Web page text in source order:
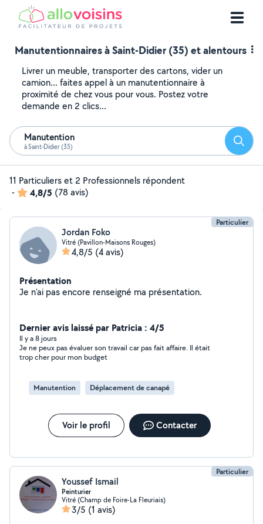
Manutentionnaires à Saint-Didier (35) et alentours
Livrer un meuble, transporter des cartons, vider un
camion... faites appel à un manutentionnaire à
proximité de chez vous pour vous. Postez votre
demande en 2 clics...
Manutention
à Saint-Didier (35)
11 Particuliers et 2 Professionnels répondent
-
4,8/5 (78 avis)
Particulier
Jordan Foko
Vitré (Pavillon-Maisons Rouges)
4,8/5 (4 avis)
Présentation
Je n'ai pas encore renseigné ma présentation.
Dernier avis laissé par Patricia : 4/5
Il y a 8 jours
Je ne peux pas évaluer son travail car pas fait affaire. Il était
trop cher pour mon budget
Manutention Déplacement de canapé
Voir le profil Contacter
Particulier
Youssef Ismail
Peinturier
Vitré (Champ de Foire-La Fleuriais)
3/5 (1 avis)